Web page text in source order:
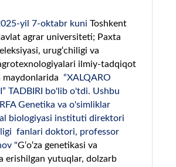
yil 7-oktabr kuni Toshkent
agrar universiteti; Paxta
urug‘chiligi va
ilmiy-tadqiqot
“XALQARO
TADBIRI bo'lib o'tdi. Ushbu
Genetika va o'simliklar
biologiyasi instituti direktori
fanlari doktori, professor
"G‘o‘za genetikasi va
erishilgan yutuqlar, dolzarb